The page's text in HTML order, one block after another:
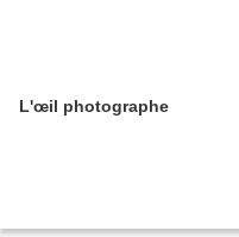
L'œil photographe